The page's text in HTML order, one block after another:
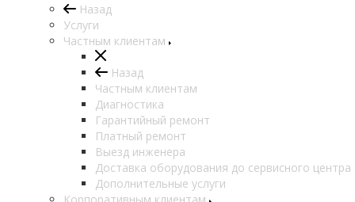
Назад
Услуги
Частным клиентам
Назад
Частным клиентам
Диагностика
Гарантийный ремонт
Платный ремонт
Выезд инженера
Доставка оборудования до сервисного центра
Дополнительные услуги